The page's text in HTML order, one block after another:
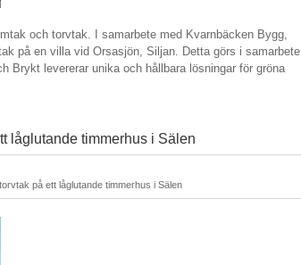
och torvtak. I samarbete med Kvarnbäcken Bygg,
på en villa vid Orsasjön, Siljan. Detta görs i samarbete
Brykt levererar unika och hållbara lösningar för gröna
låglutande timmerhus i Sälen
på ett låglutande timmerhus i Sälen